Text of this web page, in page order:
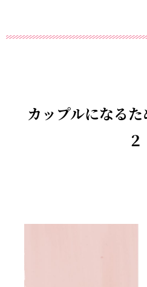
カップルになる
２